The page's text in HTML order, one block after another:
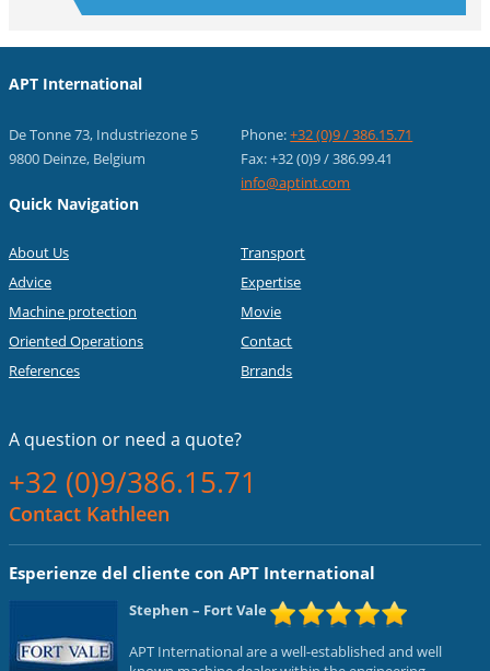
APT International
De Tonne 73, Industriezone 5
9800 Deinze, Belgium
Phone:+32 (0)9 / 386.15.71
Fax: +32 (0)9 / 386.99.41
info@aptint.com
Quick Navigation
About Us
Advice
Machine protection
Oriented Operations
References
Transport
Expertise
Movie
Contact
Brrands
A question or need a quote?
+32 (0)9/386.15.71
Contact Kathleen
Esperienze del cliente con APT International
Stephen – Fort Vale
APT International are a well-established and well